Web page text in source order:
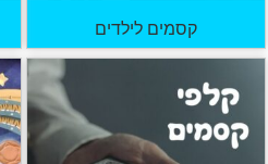
קסמים לילדים